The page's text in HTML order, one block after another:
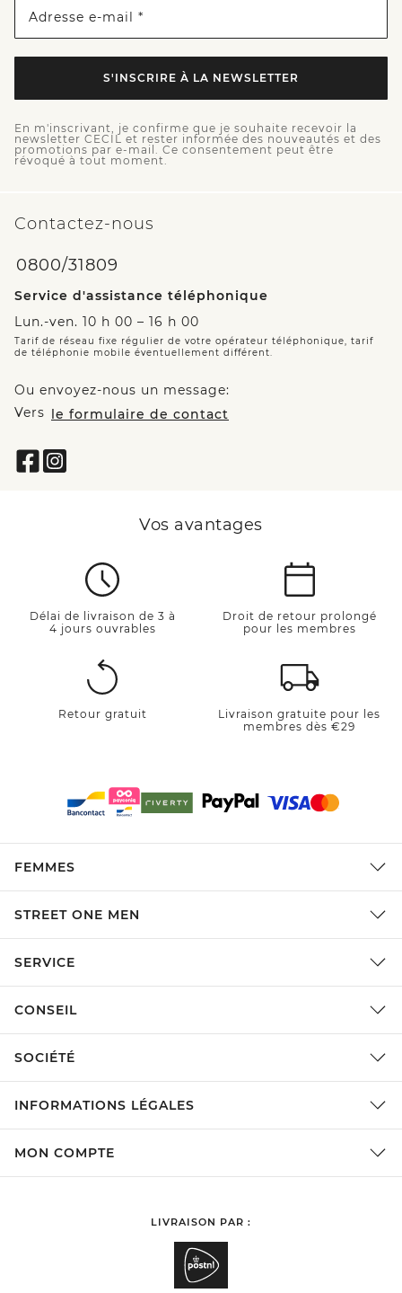
Adresse e-mail *
S'INSCRIRE À LA NEWSLETTER
En m'inscrivant, je confirme que je souhaite recevoir la
newsletter CECIL et rester informée des nouveautés et des
promotions par e-mail. Ce consentement peut être
révoqué à tout moment.
Contactez-nous
0800/31809
Service d'assistance téléphonique
Lun.-ven. 10 h 00 – 16 h 00
Tarif de réseau fixe régulier de votre opérateur téléphonique, tarif
de téléphonie mobile éventuellement différent.
Ou envoyez-nous un message:
Vers le formulaire de contact
Vos avantages
Délai de livraison de 3 à
4 jours ouvrables
Droit de retour prolongé
pour les membres
Retour gratuit
Livraison gratuite pour les
membres dès €29
FEMMES
STREET ONE MEN
SERVICE
CONSEIL
SOCIÉTÉ
INFORMATIONS LÉGALES
MON COMPTE
LIVRAISON PAR :